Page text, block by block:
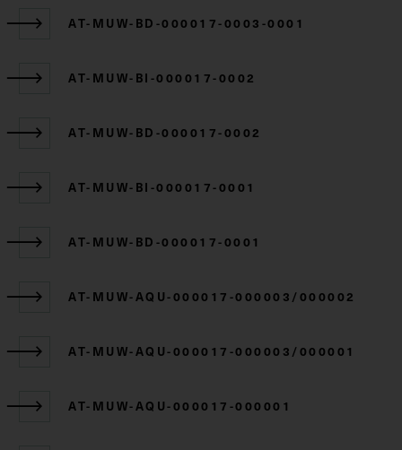
AT-MUW-BD-000017-0003-0001
AT-MUW-BI-000017-0002
AT-MUW-BD-000017-0002
AT-MUW-BI-000017-0001
AT-MUW-BD-000017-0001
AT-MUW-AQU-000017-000003/000002
AT-MUW-AQU-000017-000003/000001
AT-MUW-AQU-000017-000001